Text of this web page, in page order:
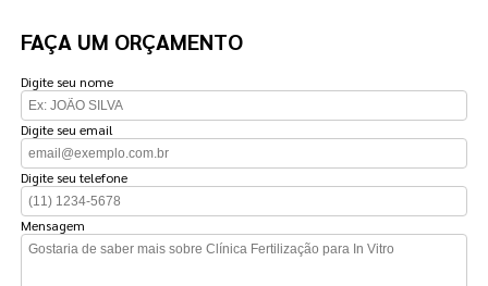
FAÇA UM ORÇAMENTO
Digite seu nome
Digite seu email
Digite seu telefone
Mensagem